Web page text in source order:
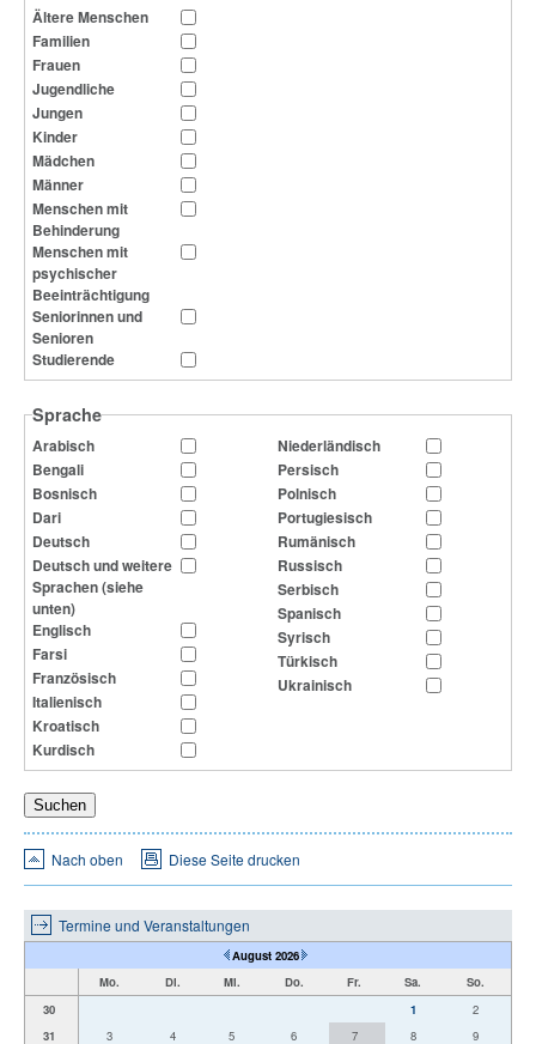
Ältere Menschen
Familien
Frauen
Jugendliche
Jungen
Kinder
Mädchen
Männer
Menschen mit
Behinderung
Menschen mit
psychischer
Beeinträchtigung
Seniorinnen und
Senioren
Studierende
Sprache
Arabisch
Bengali
Bosnisch
Dari
Deutsch
Deutsch und weitere
Sprachen (siehe
unten)
Englisch
Farsi
Französisch
Italienisch
Kroatisch
Kurdisch
Niederländisch
Persisch
Polnisch
Portugiesisch
Rumänisch
Russisch
Serbisch
Spanisch
Syrisch
Türkisch
Ukrainisch
Nach oben Diese Seite drucken
Termine und Veranstaltungen
August 2026
Mo.
Di. Mi. Do. Fr. Sa.
So.
30
1
2
31
3 4 5 6 7 8 9